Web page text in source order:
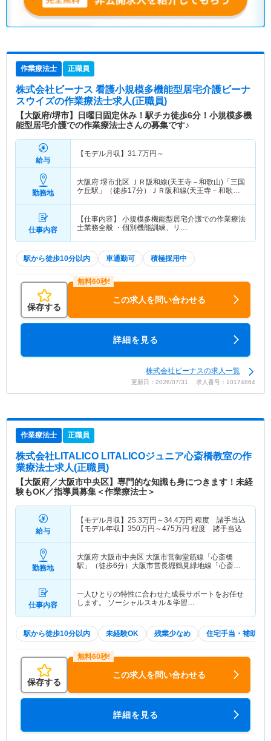
作業療法士 正職員
株式会社ビーナス 看護小規模多機能型居宅介護ビーナ
スウイズの作業療法士求人(正職員)
【大阪府/堺市】日曜日固定休み！駅チカ徒歩6分！小規模多機
能型居宅介護での作業療法士さんの募集です♪
給与
【モデル月収】 31.7万円～
勤務地
大阪府 堺市北区 ＪＲ阪和線(天王寺－和歌山)「三国
ケ丘駅」（徒歩17分）ＪＲ阪和線(天王寺－和歌山)
仕事内容
【仕事内容】 小規模多機能型居宅介護での作業療法
士業務全般 ・個別機能訓練、リ…
駅から徒歩10分以内 車通勤可 積極採用中
保存する
この求人を問い合わせる
詳細を見る
株式会社ビーナスの求人一覧
更新日：2026/07/31 求人番号：10174864
作業療法士 正職員
株式会社LITALICO LITALICOジュニア心斎橋教室の作
業療法士求人(正職員)
【大阪府／大阪市中央区】専門的な知識も身につきます！未経
験もOK／指導員募集＜作業療法士＞
給与
【モデル月収】 25.3万円～34.4万円 程度 諸手当込
【モデル年収】 350万円～475万円 程度 諸手当込
勤務地
大阪府 大阪市中央区 大阪市営御堂筋線「心斎橋
駅」（徒歩6分）大阪市営長堀鶴見緑地線「心斎橋
仕事内容
一人ひとりの特性に合わせた成長サポートをお任せ
します。 ソーシャルスキル＆学習…
駅から徒歩10分以内 未経験OK 残業少なめ 住宅手当・補助
保存する
この求人を問い合わせる
詳細を見る